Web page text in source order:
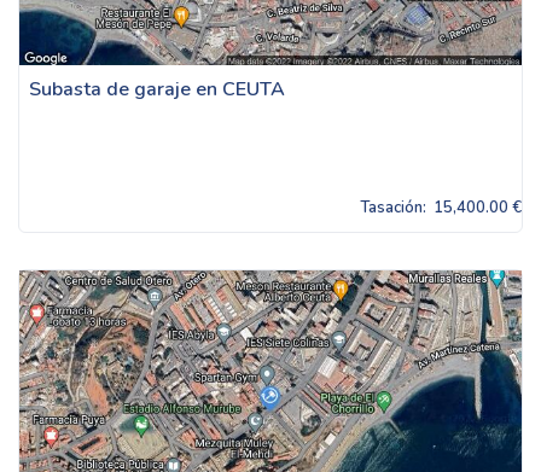
Subasta de garaje en CEUTA
Tasación: 15,400.00 €